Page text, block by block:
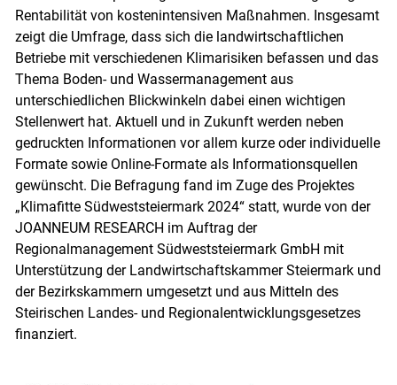
Rentabilität von kostenintensiven Maßnahmen. Insgesamt
zeigt die Umfrage, dass sich die landwirtschaftlichen
Betriebe mit verschiedenen Klimarisiken befassen und das
Thema Boden- und Wassermanagement aus
unterschiedlichen Blickwinkeln dabei einen wichtigen
Stellenwert hat. Aktuell und in Zukunft werden neben
gedruckten Informationen vor allem kurze oder individuelle
Formate sowie Online-Formate als Informationsquellen
gewünscht. Die Befragung fand im Zuge des Projektes
„Klimafitte Südweststeiermark 2024“ statt, wurde von der
JOANNEUM RESEARCH im Auftrag der
Regionalmanagement Südweststeiermark GmbH mit
Unterstützung der Landwirtschaftskammer Steiermark und
der Bezirkskammern umgesetzt und aus Mitteln des
Steirischen Landes- und Regionalentwicklungsgesetzes
finanziert.